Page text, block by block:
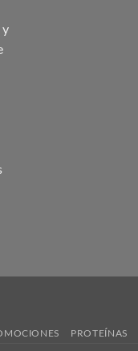
y
PROTEÍNAS